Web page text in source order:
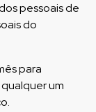
pessoais de
do
para
um